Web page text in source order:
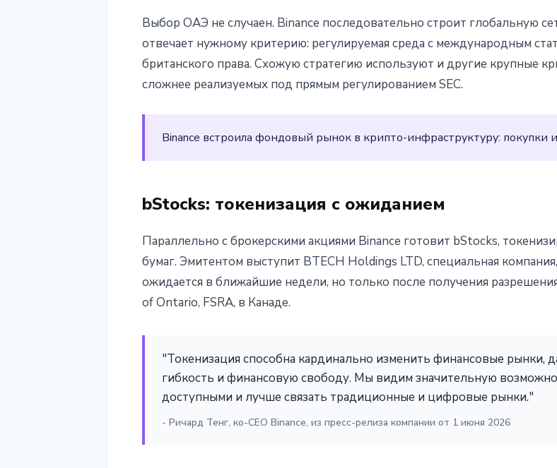
Выбор ОАЭ не случаен. Binance последовательно строит глобальную
отвечает нужному критерию: регулируемая среда с международным
британского права. Схожую стратегию используют и другие крупные
сложнее реализуемых под прямым регулированием SEC.
Binance встроила фондовый рынок в крипто-инфраструктуру: покупки
bStocks: токенизация с ожиданием
Параллельно с брокерскими акциями Binance готовит bStocks,
бумаг. Эмитентом выступит BTECH Holdings LTD, специальная
ожидается в ближайшие недели, но только после получения
of Ontario, FSRA, в Канаде.
"Токенизация способна кардинально изменить финансовые рынки,
гибкость и финансовую свободу. Мы видим значительную
доступными и лучше связать традиционные и цифровые рынки."
- Ричард Тенг, ко-CEO Binance, из пресс-релиза компании от 1 июня 2026